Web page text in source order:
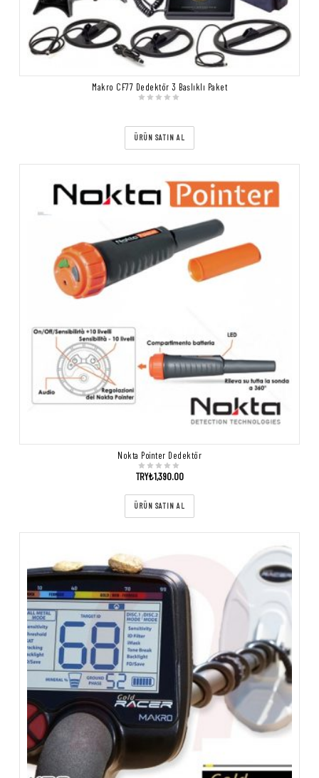
Makro CF77 Dedektör 3 Başlıklı Paket
ÜRÜN SATIN AL
Nokta Pointer Dedektör
TRY₺1,390.00
ÜRÜN SATIN AL